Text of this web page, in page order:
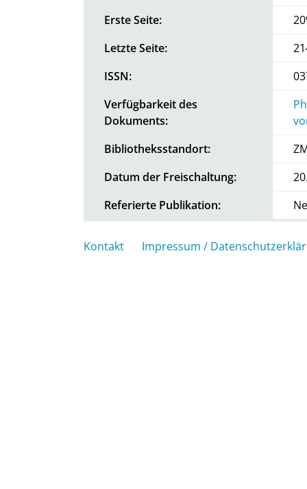
Erste Seite:
Letzte Seite:
ISSN:
Verfügbarkeit des
Dokuments:
Bibliotheksstandort:
Datum der Freischaltung:
Referierte Publikation:
Kontakt Impressum /